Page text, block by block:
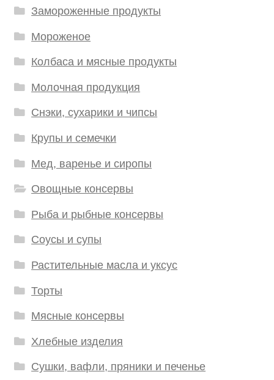
Замороженные продукты
Мороженое
Колбаса и мясные продукты
Молочная продукция
Снэки, сухарики и чипсы
Крупы и семечки
Мед, варенье и сиропы
Овощные консервы
Рыба и рыбные консервы
Соусы и супы
Растительные масла и уксус
Торты
Мясные консервы
Хлебные изделия
Сушки, вафли, пряники и печенье